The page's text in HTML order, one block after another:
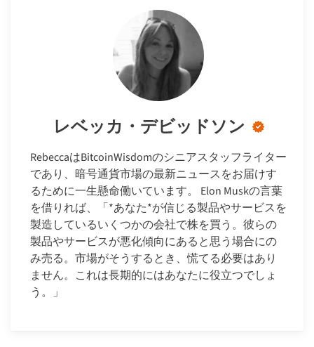
レベッカ・デビッドソン
RebeccaはBitcoinWisdomのシニアスタッフライター
であり、暗号通貨市場の最新ニュースをお届けす
るために一生懸命働いています。 Elon Muskの言葉
を借りれば、「*あなた*が信じる製品やサービスを
製造しているいくつかの会社で株を買う。彼らの
製品やサービスが悪化傾向にあると思う場合にの
み売る。市場がそうするとき、慌てる必要はあり
ません。これは長期的にはあなたに役立つでしょ
う。」